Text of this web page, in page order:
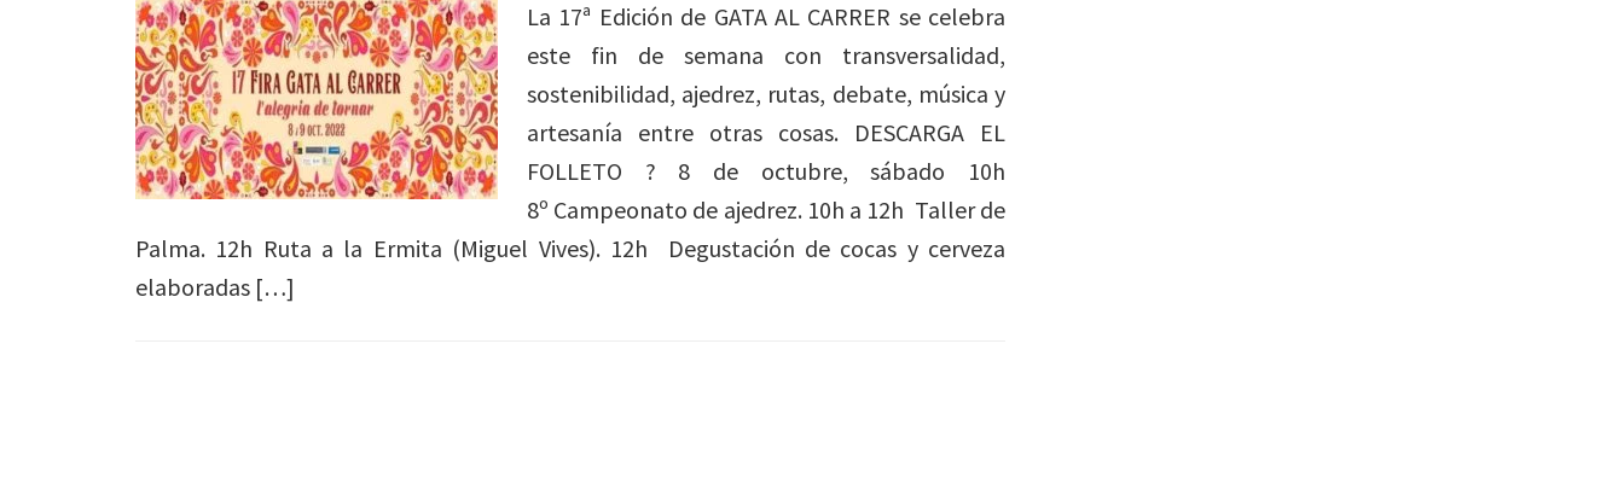
La 17ª Edición de GATA AL CARRER se celebra
este fin de semana con transversalidad,
sostenibilidad, ajedrez, rutas, debate, música y
artesanía entre otras cosas. DESCARGA EL
FOLLETO ? 8 de octubre, sábado 10h
8º Campeonato de ajedrez. 10h a 12h Taller de
Palma. 12h Ruta a la Ermita (Miguel Vives). 12h Degustación de cocas y cerveza
elaboradas […]